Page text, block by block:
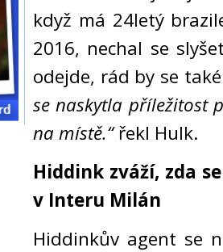
když má 24letý
2016, nechal se
odejde, rád by se
se naskytla příležitost
na místě.“řekl Hulk.
Hiddink zváží, zda
v Interu Milán
Hiddinkův agent se